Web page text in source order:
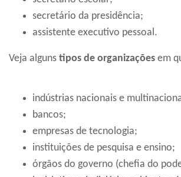
secretário da presidência;
assistente executivo pessoal.
Veja alguns tipos de organizações em
indústrias nacionais e
bancos;
empresas de tecnologia;
instituições de pesquisa e ensino;
órgãos do governo (chefia do